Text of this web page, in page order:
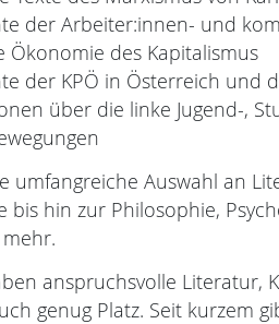
der Arbeiter:innen- und
Ökonomie des Kapitalismus
der KPÖ in Österreich und
über die linke Jugend-,
umfangreiche Auswahl an
bis hin zur Philosophie,
anspruchsvolle Literatur,
genug Platz. Seit kurzem